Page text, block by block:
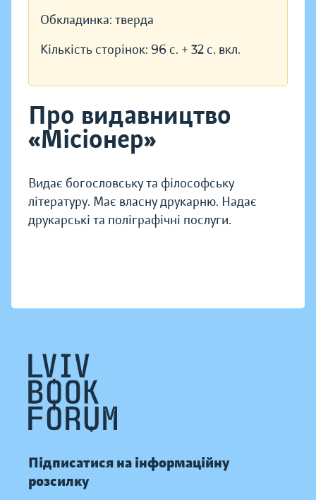
Обкладинка: тверда
Кількість сторінок: 96 с. + 32 с. вкл.
Про видавництво
«Місіонер»
Видає богословську та філософську
літературу. Має власну друкарню. Надає
друкарські та поліграфічні послуги.
Підписатися на інформаційну
розсилку